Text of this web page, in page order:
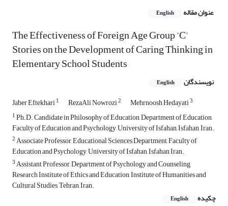
عنوان مقاله English
The Effectiveness of Foreign Age Group 'C'
Stories on the Development of Caring Thinking in
Elementary School Students
نویسندگان English
Jaber Eftekhari1 RezaAli Nowrozi2 Mehrnoosh Hedayati3
1Ph.D. Candidate in Philosophy of Education, Department of Education,
Faculty of Education and Psychology, University of Isfahan, Isfahan, Iran.
2Associate Professor, Educational Sciences Department, Faculty of
Education and Psychology, University of Isfahan, Isfahan Iran.
3Assistant Professor, Department of Psychology and Counseling,
Research Institute of Ethics and Education, Institute of Humanities and
Cultural Studies, Tehran, Iran.
چکیده
English